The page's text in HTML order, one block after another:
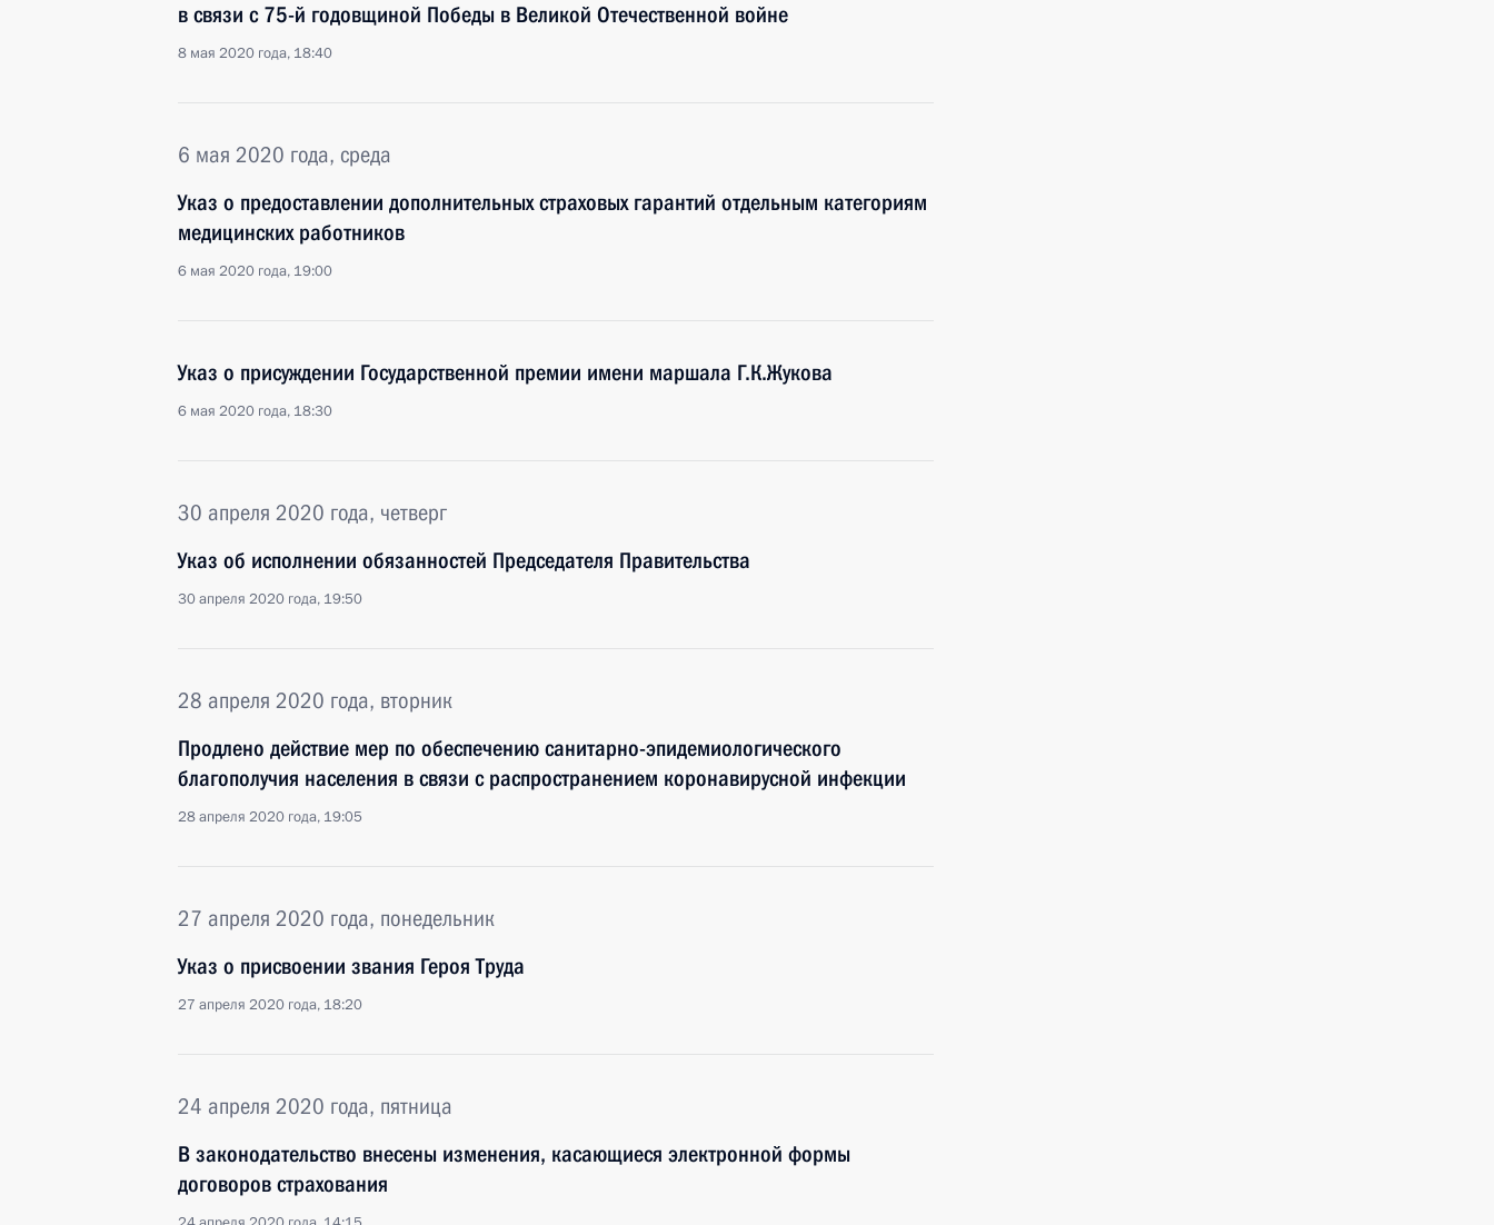
в связи с 75-й годовщиной Победы в Великой Отечественной войне
8 мая 2020 года, 18:40
6 мая 2020 года, среда
Указ о предоставлении дополнительных страховых гарантий отдельным категориям
медицинских работников
6 мая 2020 года, 19:00
Указ о присуждении Государственной премии имени маршала Г.К.Жукова
6 мая 2020 года, 18:30
30 апреля 2020 года, четверг
Указ об исполнении обязанностей Председателя Правительства
30 апреля 2020 года, 19:50
28 апреля 2020 года, вторник
Продлено действие мер по обеспечению санитарно-эпидемиологического
благополучия населения в связи с распространением коронавирусной инфекции
28 апреля 2020 года, 19:05
27 апреля 2020 года, понедельник
Указ о присвоении звания Героя Труда
27 апреля 2020 года, 18:20
24 апреля 2020 года, пятница
В законодательство внесены изменения, касающиеся электронной формы
договоров страхования